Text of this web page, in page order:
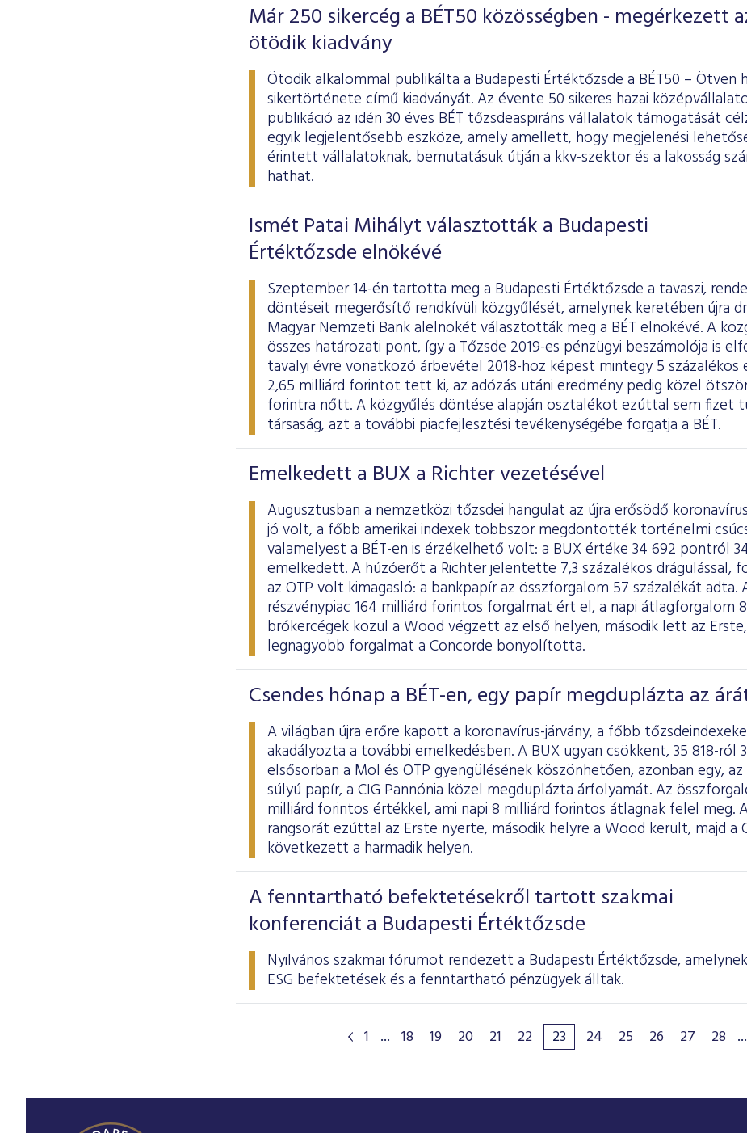
Már 250 sikercég a BÉT50 közösségben - megérkezett
ötödik kiadvány
Ötödik alkalommal publikálta a Budapesti Értéktőzsde a BÉT50 – Ötven
sikertörténete című kiadványát. Az évente 50 sikeres hazai
publikáció az idén 30 éves BÉT tőzsdeaspiráns vállalatok támogatását
egyik legjelentősebb eszköze, amely amellett, hogy megjelenési
érintett vállalatoknak, bemutatásuk útján a kkv-szektor és a lakosság
hathat.
Ismét Patai Mihályt választották a Budapesti
Értéktőzsde elnökévé
Szeptember 14-én tartotta meg a Budapesti Értéktőzsde a tavaszi,
döntéseit megerősítő rendkívüli közgyűlését, amelynek keretében újra
Magyar Nemzeti Bank alelnökét választották meg a BÉT elnökévé. A
összes határozati pont, így a Tőzsde 2019-es pénzügyi beszámolója is
tavalyi évre vonatkozó árbevétel 2018-hoz képest mintegy 5
2,65 milliárd forintot tett ki, az adózás utáni eredmény pedig közel
forintra nőtt. A közgyűlés döntése alapján osztalékot ezúttal sem fizet
társaság, azt a további piacfejlesztési tevékenységébe forgatja a BÉT.
Emelkedett a BUX a Richter vezetésével
Augusztusban a nemzetközi tőzsdei hangulat az újra erősödő
jó volt, a főbb amerikai indexek többször megdöntötték történelmi
valamelyest a BÉT-en is érzékelhető volt: a BUX értéke 34 692 pontról
emelkedett. A húzóerőt a Richter jelentette 7,3 százalékos drágulással,
az OTP volt kimagasló: a bankpapír az összforgalom 57 százalékát adta.
részvénypiac 164 milliárd forintos forgalmat ért el, a napi átlagforgalom
brókercégek közül a Wood végzett az első helyen, második lett az
legnagyobb forgalmat a Concorde bonyolította.
Csendes hónap a BÉT-en, egy papír megduplázta az
A világban újra erőre kapott a koronavírus-járvány, a főbb
akadályozta a további emelkedésben. A BUX ugyan csökkent, 35 818-ról
elsősorban a Mol és OTP gyengülésének köszönhetően, azonban egy,
súlyú papír, a CIG Pannónia közel megduplázta árfolyamát. Az
milliárd forintos értékkel, ami napi 8 milliárd forintos átlagnak felel meg.
rangsorát ezúttal az Erste nyerte, második helyre a Wood került, majd a
következett a harmadik helyen.
A fenntartható befektetésekről tartott szakmai
konferenciát a Budapesti Értéktőzsde
Nyilvános szakmai fórumot rendezett a Budapesti Értéktőzsde,
ESG befektetések és a fenntartható pénzügyek álltak.
1 ... 18 19 20 21 22 23 24 25 26 27 28 ...